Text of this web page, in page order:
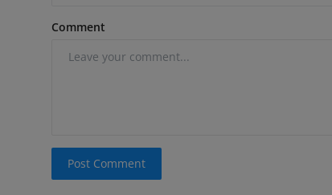
Comment
Post Comment